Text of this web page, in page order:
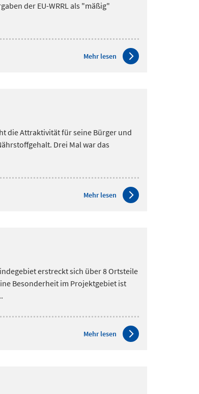
der EU-WRRL als "mäßig"
Mehr lesen
die Attraktivität für seine Bürger und
Drei Mal war das
Mehr lesen
erstreckt sich über 8 Ortsteile
Besonderheit im Projektgebiet ist
Mehr lesen